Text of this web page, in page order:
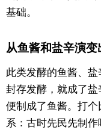
基础。
从鱼酱和盐辛演
此类发酵的鱼酱、
封存发酵，就成了盐
便制成了鱼酱。打
系：古时先民先制